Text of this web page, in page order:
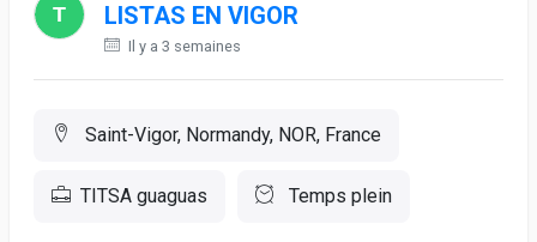
LISTAS EN VIGOR
Il y a 3 semaines
Saint-Vigor, Normandy, NOR, France
TITSA guaguas Temps plein